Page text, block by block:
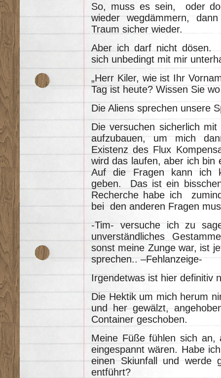
So, muss es sein, oder
wieder wegdämmern,
Traum sicher wieder.
Aber ich darf nicht dösen.
sich unbedingt mit mir
„Herr Kiler, wie ist Ihr
Tag ist heute? Wissen Sie
Die Aliens sprechen unsere
Die versuchen sicherlich
aufzubauen, um mich
Existenz des Flux
wird das laufen, aber ich
Auf die Fragen kann ich
geben. Das ist ein
Recherche habe ich
bei den anderen Fragen
-Tim- versuche ich zu
unverständliches
sonst meine Zunge war, ist
sprechen.. –Fehlanzeige-
Irgendetwas ist hier definitiv
Die Hektik um mich herum
und her gewälzt,
Container geschoben.
Meine Füße fühlen sich an,
eingespannt wären. Habe
einen Skiunfall und werde
entführt?